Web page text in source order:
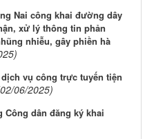
Nai công khai đường dây
xử lý thông tin phản
nhiễu, gây phiền hà
vụ công trực tuyến tiện
06/2025)
dân đăng ký khai